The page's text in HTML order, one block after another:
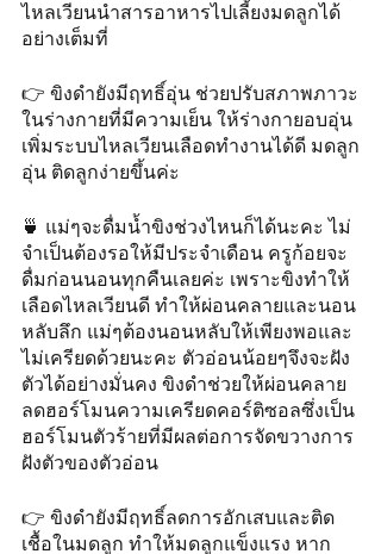
ไหลเวียนนำสารอาหารไปเลี้ยงมดลูกได้
อย่างเต็มที่
👉 ขิงดำยังมีฤทธิ์อุ่น ช่วยปรับสภาพภาวะ
ในร่างกายที่มีความเย็น ให้ร่างกายอบอุ่น
เพิ่มระบบไหลเวียนเลือดทำงานได้ดี มดลูก
อุ่น ติดลูกง่ายขึ้นค่ะ
🍵 แม่ๆจะดื่มน้ำขิงช่วงไหนก็ได้นะคะ ไม่
จำเป็นต้องรอให้มีประจำเดือน ครูก้อยจะ
ดื่มก่อนนอนทุกคืนเลยค่ะ เพราะขิงทำให้
เลือดไหลเวียนดี ทำให้ผ่อนคลายและนอน
หลับลึก แม่ๆต้องนอนหลับให้เพียงพอและ
ไม่เครียดด้วยนะคะ ตัวอ่อนน้อยๆจึงจะฝัง
ตัวได้อย่างมั่นคง ขิงดำช่วยให้ผ่อนคลาย
ลดฮอร์โมนความเครียดคอร์ติซอลซึ่งเป็น
ฮอร์โมนตัวร้ายที่มีผลต่อการจัดขวางการ
ฝังตัวของตัวอ่อน
👉 ขิงดำยังมีฤทธิ์ลดการอักเสบและติด
เชื้อในมดลูก ทำให้มดลูกแข็งแรง หาก